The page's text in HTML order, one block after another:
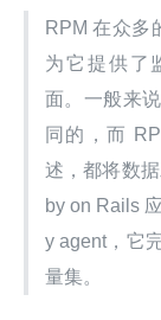
RPM 在众多
为它提供了
面。一般来
同的，而
述，都将数
by on Rails
y agent，它
量集。